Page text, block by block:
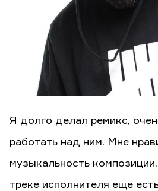
Я долго делал ремикс,
работать над ним. Мне
музыкальность
треке исполнителя еще